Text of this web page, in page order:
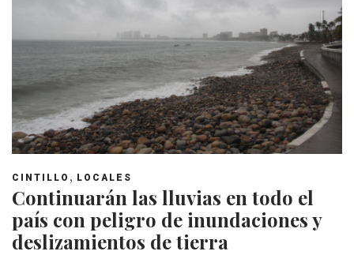
CINTILLO , LOCALES
Continuarán las lluvias en todo el
país con peligro de inundaciones y
deslizamientos de tierra